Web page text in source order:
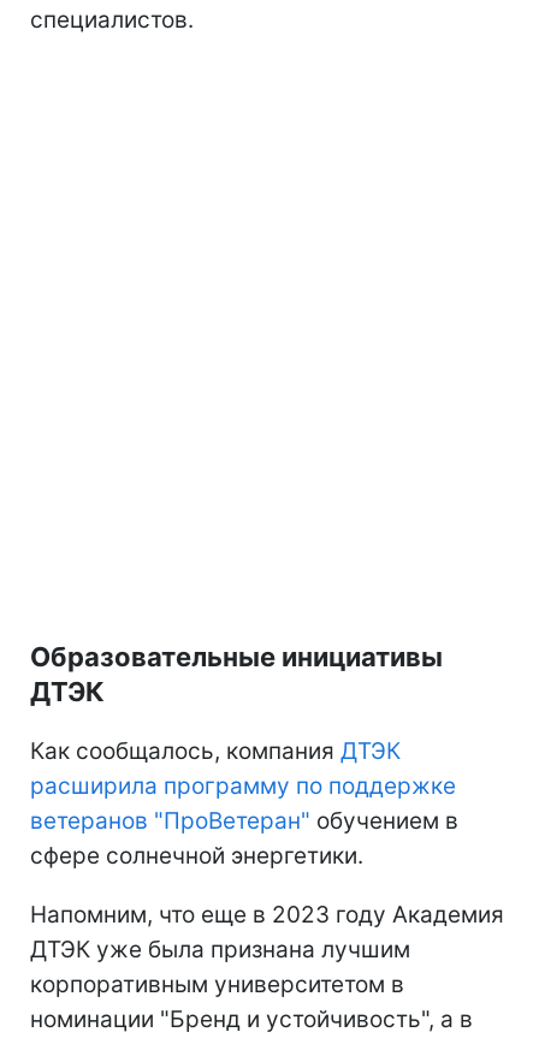
специалистов.
Образовательные инициативы
ДТЭК
Как сообщалось, компания ДТЭК
расширила программу по поддержке
ветеранов "ПроВетеран" обучением в
сфере солнечной энергетики.
Напомним, что еще в 2023 году Академия
ДТЭК уже была признана лучшим
корпоративным университетом в
номинации "Бренд и устойчивость", а в